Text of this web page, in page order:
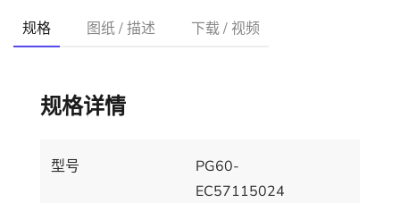
规格 图纸 / 描述 下载 / 视频
规格详情
型号
PG60-
EC57115024